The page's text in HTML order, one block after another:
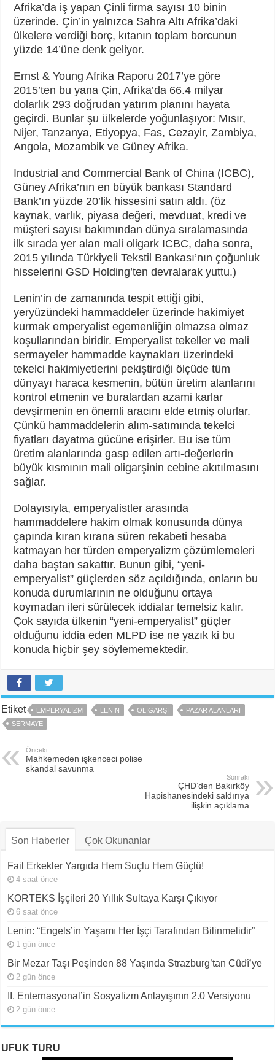
Afrika’da iş yapan Çinli firma sayısı 10 binin
üzerinde. Çin’in yalnızca Sahra Altı Afrika’daki
ülkelere verdiği borç, kıtanın toplam borcunun
yüzde 14’üne denk geliyor.
Ernst & Young Afrika Raporu 2017’ye göre
2015’ten bu yana Çin, Afrika’da 66.4 milyar
dolarlık 293 doğrudan yatırım planını hayata
geçirdi. Bunlar şu ülkelerde yoğunlaşıyor: Mısır,
Nijer, Tanzanya, Etiyopya, Fas, Cezayir, Zambiya,
Angola, Mozambik ve Güney Afrika.
Industrial and Commercial Bank of China (ICBC),
Güney Afrika’nın en büyük bankası Standard
Bank’ın yüzde 20’lik hissesini satın aldı. (öz
kaynak, varlık, piyasa değeri, mevduat, kredi ve
müşteri sayısı bakımından dünya sıralamasında
ilk sırada yer alan mali oligark ICBC, daha sonra,
2015 yılında Türkiyeli Tekstil Bankası’nın çoğunluk
hisselerini GSD Holding’ten devralarak yuttu.)
Lenin’in de zamanında tespit ettiği gibi,
yeryüzündeki hammaddeler üzerinde hakimiyet
kurmak emperyalist egemenliğin olmazsa olmaz
koşullarından biridir. Emperyalist tekeller ve mali
sermayeler hammadde kaynakları üzerindeki
tekelci hakimiyetlerini pekiştirdiği ölçüde tüm
dünyayı haraca kesmenin, bütün üretim alanlarını
kontrol etmenin ve buralardan azami karlar
devşirmenin en önemli aracını elde etmiş olurlar.
Çünkü hammaddelerin alım-satımında tekelci
fiyatları dayatma gücüne erişirler. Bu ise tüm
üretim alanlarında gasp edilen artı-değerlerin
büyük kısmının mali oligarşinin cebine akıtılmasını
sağlar.
Dolayısıyla, emperyalistler arasında
hammaddelere hakim olmak konusunda dünya
çapında kıran kırana süren rekabeti hesaba
katmayan her türden emperyalizm çözümlemeleri
daha baştan sakattır. Bunun gibi, “yeni-
emperyalist” güçlerden söz açıldığında, onların bu
konuda durumlarının ne olduğunu ortaya
koymadan ileri sürülecek iddialar temelsiz kalır.
Çok sayıda ülkenin “yeni-emperyalist” güçler
olduğunu iddia eden MLPD ise ne yazık ki bu
konuda hiçbir şey söylememektedir.
Etiket EMPERYALIZM LENIN OLIGARŞI
PAZAR ALANLARI
SERMAYE
Önceki
Mahkemeden işkenceci polise
skandal savunma
Sonraki
ÇHD’den Bakırköy
Hapishanesindeki saldırıya
ilişkin açıklama
Son Haberler Çok Okunanlar
Fail Erkekler Yargıda Hem Suçlu Hem Güçlü!
4 saat önce
KORTEKS İşçileri 20 Yıllık Sultaya Karşı Çıkıyor
6 saat önce
Lenin: “Engels’in Yaşamı Her İşçi Tarafından Bilinmelidir”
1 gün önce
Bir Mezar Taşı Peşinden 88 Yaşında Strazburg’tan Cûdî’ye
2 gün önce
II. Enternasyonal’in Sosyalizm Anlayışının 2.0 Versiyonu
2 gün önce
UFUK TURU